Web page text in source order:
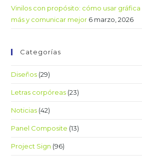
Vinilos con propósito: cómo usar
más y comunicar mejor 6 marzo, 2026
Categorías
Diseños (29)
Letras corpóreas (23)
Noticias (42)
Panel Composite (13)
Project Sign (96)